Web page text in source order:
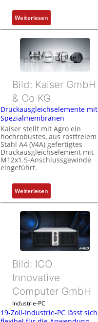
g
r
t
i
o
i
n
F
a
n
u
c
C
S
t
m
e
Weiterlesen:
I
E
C
6
4
3
-
Z
e
r
t
i
z
i
e
u
g
b
e
s
t
t
Bild: Kaiser GmbH
& Co KG
Druckausgleichselemente mit
Spezialmembranen
Kaiser stellt mit Agro ein
hochrobustes, aus rostfreiem
Stahl A4 (V4A) gefertigtes
Druckausgleichselement mit
M12x1.5-Anschlussgewinde
eingeführt.
Weiterlesen:
D
r
u
c
a
u
s
g
l
i
Bild: ICO
Innovative
Computer GmbH
Industrie-PC
19-Zoll-Industrie-PC lässt sich